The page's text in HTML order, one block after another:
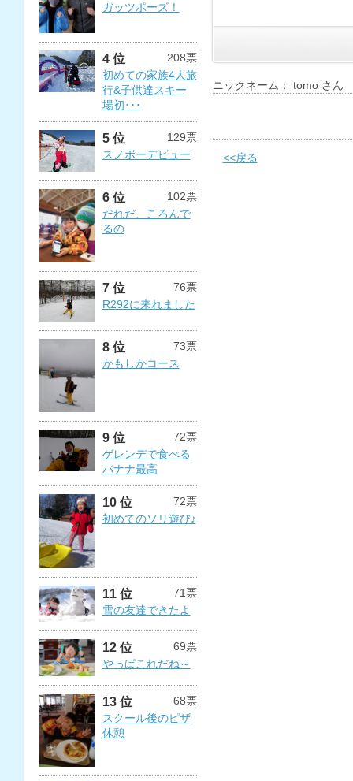
ガッツポーズ！
4 位
208票
初めての家族4人旅
行&子供達スキー
場初･･･
5 位
129票
スノボーデビュー
6 位
102票
だれだ、ころんで
るの
7 位
76票
R292に来れました
8 位
73票
かもしかコース
9 位
72票
ゲレンデで食べる
バナナ最高
10 位
72票
初めてのソリ遊び♪
11 位
71票
雪の友達できたよ
12 位
69票
やっぱこれだね～
13 位
68票
スクール後のピザ
休憩
ニックネーム： tomo さん
<<戻る